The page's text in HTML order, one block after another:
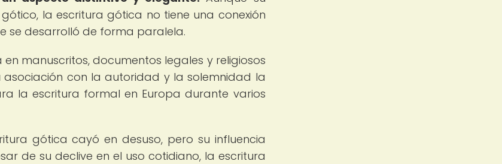
la escritura gótica no tiene una conexión
se desarrolló de forma paralela.
manuscritos, documentos legales y religiosos
asociación con la autoridad y la solemnidad la
la escritura formal en Europa durante varios
gótica cayó en desuso, pero su influencia
de su declive en el uso cotidiano, la escritura